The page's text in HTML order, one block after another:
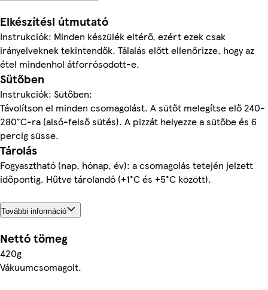
Elkészítési útmutató
Instrukciók: Minden készülék eltérő, ezért ezek csak
irányelveknek tekintendők. Tálalás előtt ellenőrizze, hogy az
étel mindenhol átforrósodott-e.
Sütőben
Instrukciók: Sütőben:
Távolítson el minden csomagolást. A sütőt melegítse elő 240-
280°C-ra (alsó-felső sütés). A pizzát helyezze a sütőbe és 6
percig süsse.
Tárolás
Fogyasztható (nap, hónap, év): a csomagolás tetején jelzett
időpontig. Hűtve tárolandó (+1°C és +5°C között).
További információ
Nettó tömeg
420g
Vákuumcsomagolt.